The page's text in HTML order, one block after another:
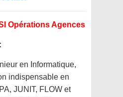
Opérations Agences
en Informatique,
indispensable en
JUNIT, FLOW et